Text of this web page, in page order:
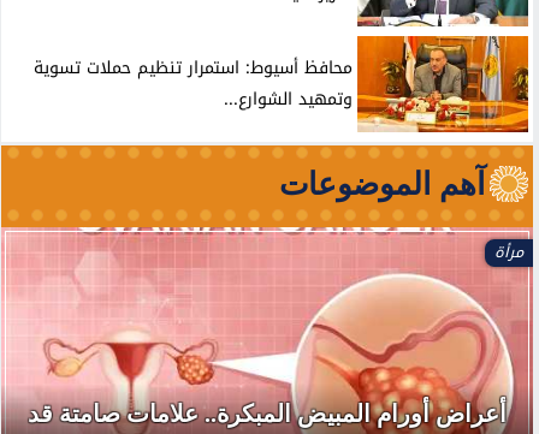
محافظ أسيوط: استمرار تنظيم حملات تسوية
وتمهيد الشوارع...
آهم الموضوعات
مرأة
أعراض أورام المبيض المبكرة.. علامات صامتة قد